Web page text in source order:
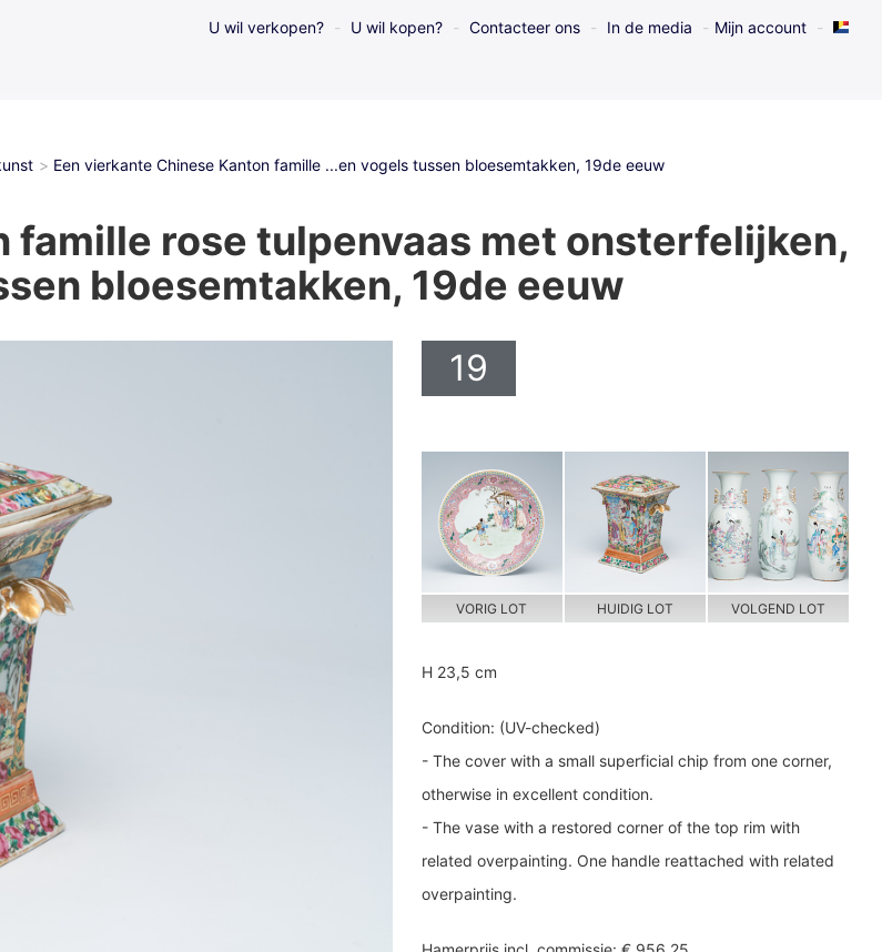
U wil verkopen? U wil kopen? Contacteer ons In de media Mijn account
Een vierkante Chinese Kanton famille ...en vogels tussen bloesemtakken, 19de eeuw
famille rose tulpenvaas met onsterfelijken,
bloesemtakken, 19de eeuw
19
VORIG LOT HUIDIG LOT VOLGEND LOT
H 23,5 cm
Condition: (UV-checked)
- The cover with a small superficial chip from one corner,
otherwise in excellent condition.
- The vase with a restored corner of the top rim with
related overpainting. One handle reattached with related
overpainting.